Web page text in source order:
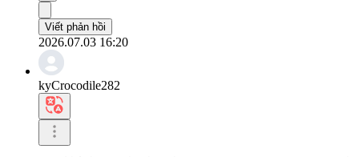
Viết phản hồi
2026.07.03 16:20
kyCrocodile282